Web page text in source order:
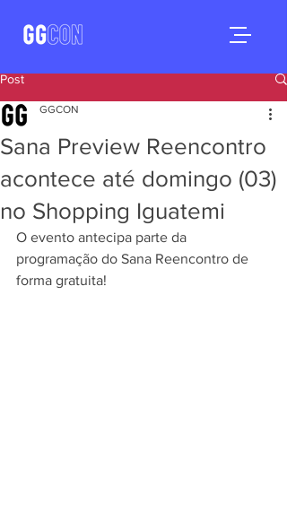
Post
Sana Preview Reencontro
acontece até domingo (03)
no Shopping Iguatemi
GGCON
O evento antecipa parte da
programação do Sana Reencontro de
forma gratuita!